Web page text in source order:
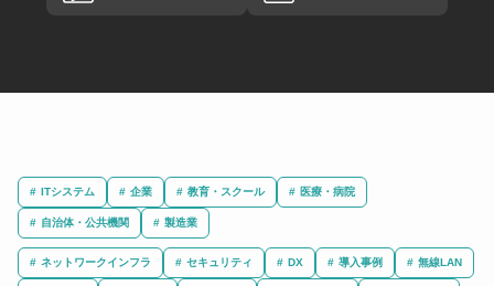
ITシステム 企業 教育・スクール 医療・病院
自治体・公共機関 製造業
ネットワークインフラ セキュリティ DX 導入事例 無線LAN